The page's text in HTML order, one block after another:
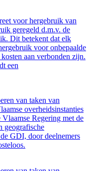
voor hergebruik van
geregeld d.m.v. de
Dit betekent dat elk
voor onbepaalde
aan verbonden zijn.
een
van taken van
overheidsinstanties
Regering met de
geografische
GDI, door deelnemers